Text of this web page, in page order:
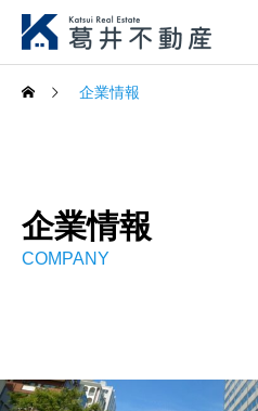
企業情報
企業情報
COMPANY